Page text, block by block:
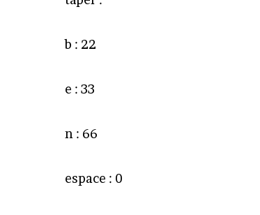
b : 22
e : 33
n : 66
espace : 0